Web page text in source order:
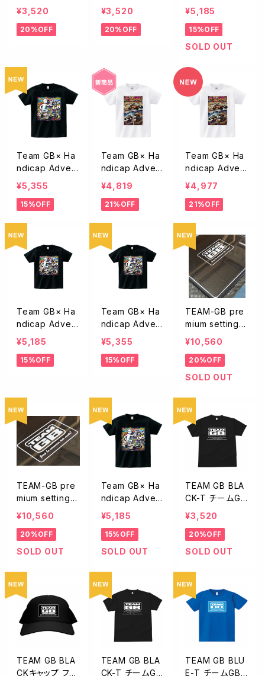
Tシャツ BLACK
Sサイズ TBK-0
01S
¥3,520
20%OFF
Tシャツ BLACK
Mサイズ TBK-0
01M
¥3,520
20%OFF
ures コラボTシ
ャツVol.1 ブラッ
クTBK-001HA-
XLサイズ
¥5,185
15%OFF
SOLD OUT
Team GB× Ha
ndicap Advent
ures コラボTシ
ャツVol.1 ブラッ
クTBK-001HA-
¥5,355
15%OFF
Team GB× Ha
ndicap Advent
ures コラボTシ
ャツ2・ホワイト
サイズS/M/L/X
¥4,819
21%OFF
Team GB× Ha
ndicap Advent
ures コラボTシ
ャツ2・ホワイト
サイズXXL XX
¥4,977
21%OFF
Team GB× Ha
ndicap Advent
ures コラボTシ
ャツブラック S/
M/L/XL
¥5,185
15%OFF
Team GB× Ha
ndicap Advent
ures コラボTシ
ャツブラック X
XL XXXLサイズ
¥5,355
15%OFF
TEAM-GB pre
mium setting b
oard センターG
Bロゴ入りTEA
MGB-MS1
¥10,560
20%OFF
SOLD OUT
TEAM-GB pre
mium setting b
oard 右下GBロ
ゴ入り TEAMG
B-MS2
¥10,560
20%OFF
SOLD OUT
Team GB× Ha
ndicap Advent
ures コラボTシ
ャツVol.1 ブラッ
クTBK-001HA-
Lサイズ
¥5,185
15%OFF
SOLD OUT
TEAM GB BLA
CK-T チームGB
Tシャツ BLACK
LLサイズ TBK-0
01LL
¥3,520
20%OFF
SOLD OUT
TEAM GB BLA
CKキャップ フリ
TEAM GB BLA
CK-T チームGB
TEAM GB BLU
E-T チームGB